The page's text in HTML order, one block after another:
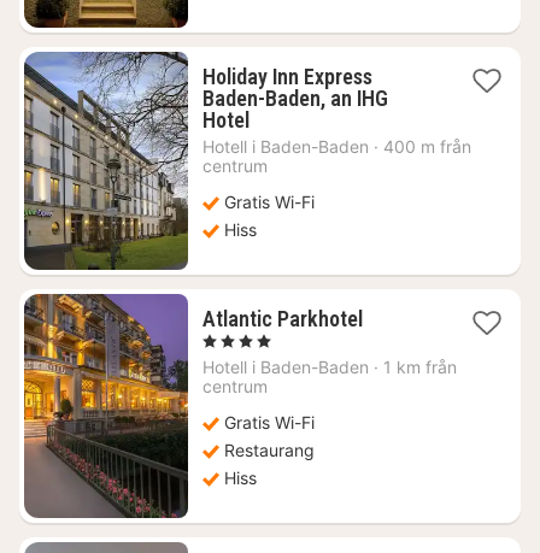
Holiday Inn Express
Baden-Baden, an IHG
Hotel1
natt
från
kr.
Hotell i Baden-Baden · 400 m från
centrum
Gratis Wi-Fi
Hiss
Atlantic Parkhotel1
från
, 4 Stjärnor
Hotell i Baden-Baden · 1 km från
centrum
Gratis Wi-Fi
Restaurang
Hiss